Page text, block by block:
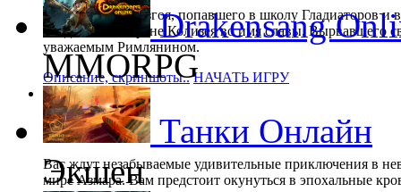
Путь римского изгоя, попавшего в школу Гладиаторов и
поединках на арене Колизея во имя славы. Вырвавшего
уважаемым Римлянином.
Описание, скриншоты.. НАЧАТЬ ИГРУ
Karos
Вас ждут незабываемые удивительные приключения в
мире Азмара. Вам предстоит окунуться в эпохальные
Drakensang
MMORPG
Танки Онлайн
Экшен